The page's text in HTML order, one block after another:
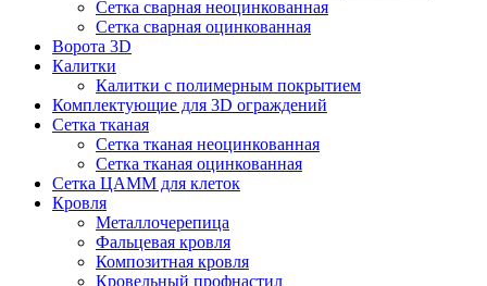
Сетка сварная неоцинкованная
Сетка сварная оцинкованная
Ворота 3D
Калитки
Калитки с полимерным покрытием
Комплектующие для 3D ограждений
Сетка тканая
Сетка тканая неоцинкованная
Сетка тканая оцинкованная
Сетка ЦАММ для клеток
Кровля
Металлочерепица
Фальцевая кровля
Композитная кровля
Кровельный профнастил